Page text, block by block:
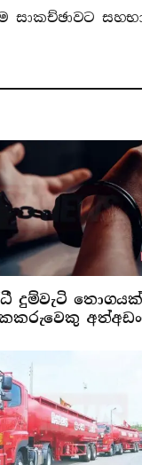
සාකච්ඡාවට
දුම්වැටි තොගයක්